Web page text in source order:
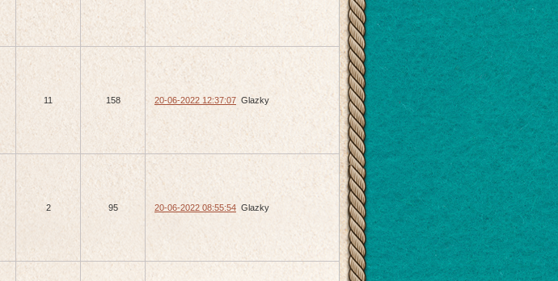
11 158 20-06-2022 12:37:07 Glazky
2 95 20-06-2022 08:55:54 Glazky